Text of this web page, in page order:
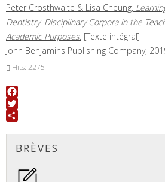
Peter Crosthwaite & Lisa Cheung,
Dentistry. Disciplinary Corpora in the
Academic Purposes. [Texte intégral]
John Benjamins Publishing Company,
Hits: 2275
Facebook
Twitter
BRÈVES